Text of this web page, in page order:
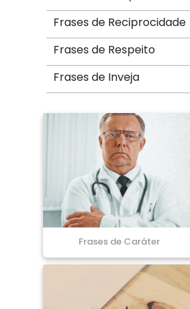
Frases de Reciprocidade
Frases de Respeito
Frases de Inveja
Frases de Caráter